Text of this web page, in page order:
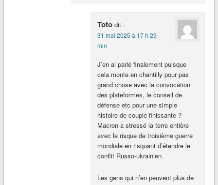
Toto dit :
31 mai 2025 à 17 h 29
min
J’en ai parlé finalement puisque
cela monte en chantilly pour pas
grand chose avec la convocation
des plateformes, le conseil de
défense etc pour une simple
histoire de couple finissante ?
Macron a stressé la terre entière
avec le risque de troisième guerre
mondiale en risquant d’étendre le
conflit Russo-ukrainien.
Les gens qui n’en peuvent plus de